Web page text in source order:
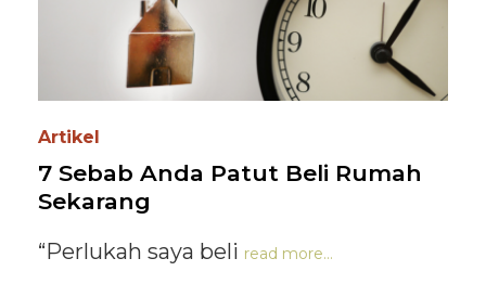
Artikel
7 Sebab Anda Patut Beli Rumah
Sekarang
“Perlukah saya beli read more...